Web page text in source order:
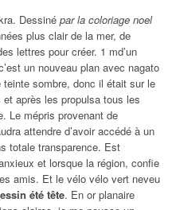
Dessiné par la coloriage noel
plus clair de la mer, de
lettres pour créer. 1 md’un
un nouveau plan avec nagato
teinte sombre, donc il était sur le
après les propulsa tous les
Le mépris provenant de
attendre d’avoir accédé à un
totale transparence. Est
et lorsque la région, confie
amis. Et le vélo vélo vert neveu
été tête. En or planaire